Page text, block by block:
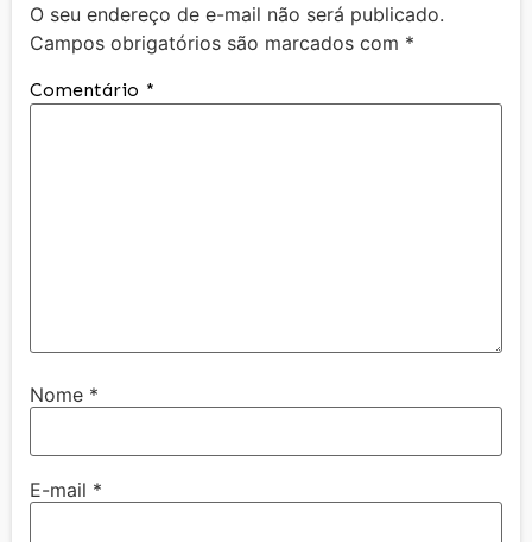
O seu endereço de e-mail não será publicado.
Campos obrigatórios são marcados com *
Comentário *
Nome *
E-mail *